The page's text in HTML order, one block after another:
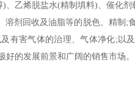
乙烯脱盐水(精制填料)、催化剂
剂回收及油脂等的脱色、精制;
有害气体的治理、气体净化;以
的发展前景和广阔的销售市场。